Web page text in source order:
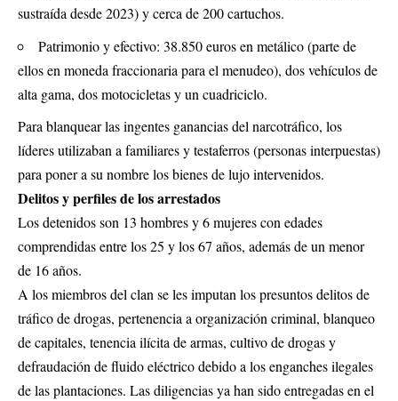
sustraída desde 2023) y cerca de 200 cartuchos.
Patrimonio y efectivo: 38.850 euros en metálico (parte de
ellos en moneda fraccionaria para el menudeo), dos vehículos de
alta gama, dos motocicletas y un cuadriciclo.
Para blanquear las ingentes ganancias del narcotráfico, los
líderes utilizaban a familiares y testaferros (personas interpuestas)
para poner a su nombre los bienes de lujo intervenidos.
Delitos y perfiles de los arrestados
Los detenidos son 13 hombres y 6 mujeres con edades
comprendidas entre los 25 y los 67 años, además de un menor
de 16 años.
A los miembros del clan se les imputan los presuntos delitos de
tráfico de drogas, pertenencia a organización criminal, blanqueo
de capitales, tenencia ilícita de armas, cultivo de drogas y
defraudación de fluido eléctrico debido a los enganches ilegales
de las plantaciones. Las diligencias ya han sido entregadas en el